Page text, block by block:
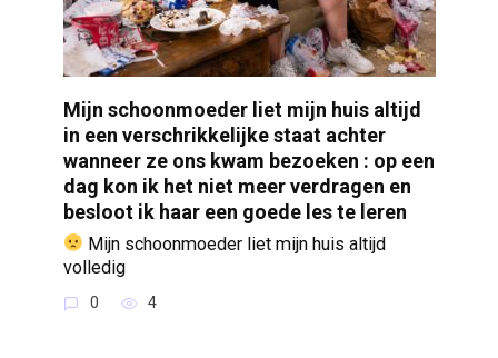
Mijn schoonmoeder liet mijn huis altijd
in een verschrikkelijke staat achter
wanneer ze ons kwam bezoeken : op een
dag kon ik het niet meer verdragen en
besloot ik haar een goede les te leren
Mijn schoonmoeder liet mijn huis altijd
volledig
0 4